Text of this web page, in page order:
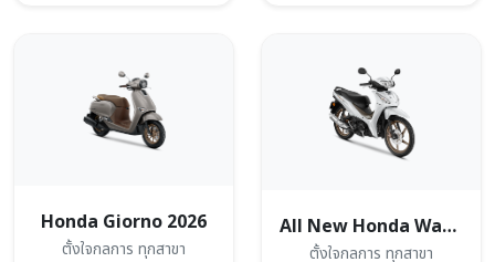
Honda Giorno 2026
ตั้งใจกลการ ทุกสาขา
All New Honda Wave110
ตั้งใจกลการ ทุกสาขา